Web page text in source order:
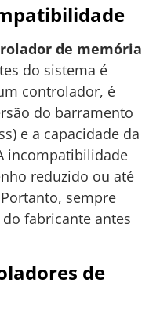
de memória
do sistema é
controlador, é
do barramento
e a capacidade da
incompatibilidade
reduzido ou até
sempre
fabricante antes
de